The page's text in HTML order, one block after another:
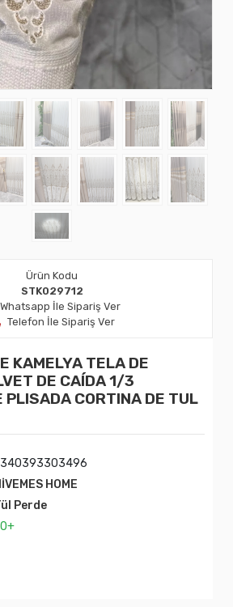
Ürün Kodu
STK029712
Whatsapp İle Sipariş Ver
Telefon İle Sipariş Ver
KAMELYA TELA DE
DE CAÍDA 1/3
PLISADA CORTINA DE TUL
HOME
Perde